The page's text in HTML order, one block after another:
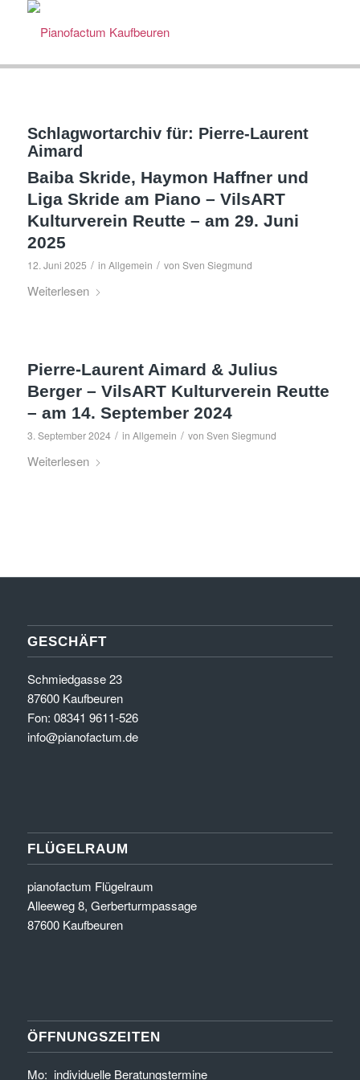
Schlagwortarchiv für: Pierre-Laurent
Aimard
Baiba Skride, Haymon Haffner und
Liga Skride am Piano – VilsART
Kulturverein Reutte – am 29. Juni
2025
12. Juni 2025 / in Allgemein / von Sven Siegmund
Weiterlesen
Pierre-Laurent Aimard & Julius
Berger – VilsART Kulturverein Reutte
– am 14. September 2024
3. September 2024 / in Allgemein / von Sven Siegmund
Weiterlesen
GESCHÄFT
Schmiedgasse 23
87600 Kaufbeuren
Fon: 08341 9611-526
info@pianofactum.de
FLÜGELRAUM
pianofactum Flügelraum
Alleeweg 8, Gerberturmpassage
87600 Kaufbeuren
ÖFFNUNGSZEITEN
Mo: individuelle Beratungstermine